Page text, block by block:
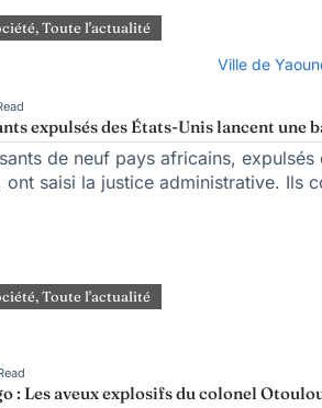
,Toute l'actualité
expulsés des États-Unis lancent
de neuf pays africains,
ont saisi la justice administrative. Ils
,Toute l'actualité
: Les aveux explosifs du colonel